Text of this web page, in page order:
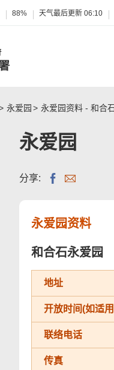
88% 天气最后更新 06:10
永爱园 永爱园资料 - 和合
永爱园
分享:
永爱园资料
和合石永爱园
地址
开放时间(如适
联络电话
传真